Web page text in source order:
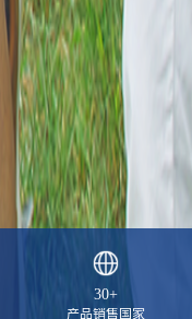
30+
产品销售国家